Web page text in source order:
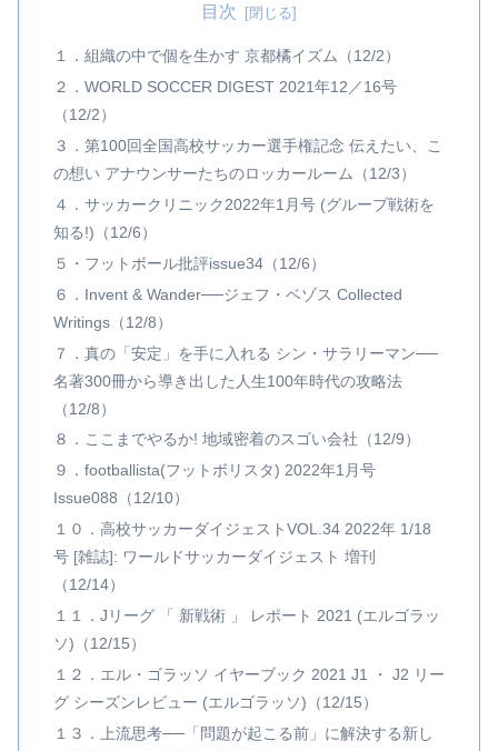
目次
１．組織の中で個を生かす 京都橘イズム（12/2）
２．WORLD SOCCER DIGEST 2021年12／16号
（12/2）
３．第100回全国高校サッカー選手権記念 伝えたい、こ
の想い アナウンサーたちのロッカールーム（12/3）
４．サッカークリニック2022年1月号 (グループ戦術を
知る!)（12/6）
５・フットボール批評issue34（12/6）
６．Invent & Wander──ジェフ・ベゾス Collected
Writings（12/8）
７．真の「安定」を手に入れる シン・サラリーマン──
名著300冊から導き出した人生100年時代の攻略法
（12/8）
８．ここまでやるか! 地域密着のスゴい会社（12/9）
９．footballista(フットボリスタ) 2022年1月号
Issue088（12/10）
１０．高校サッカーダイジェストVOL.34 2022年 1/18
号 [雑誌]: ワールドサッカーダイジェスト 増刊
（12/14）
１１．Jリーグ 「 新戦術 」 レポート 2021 (エルゴラッ
ソ)（12/15）
１２．エル・ゴラッソ イヤーブック 2021 J1 ・ J2 リー
グ シーズンレビュー (エルゴラッソ)（12/15）
１３．上流思考──「問題が起こる前」に解決する新し